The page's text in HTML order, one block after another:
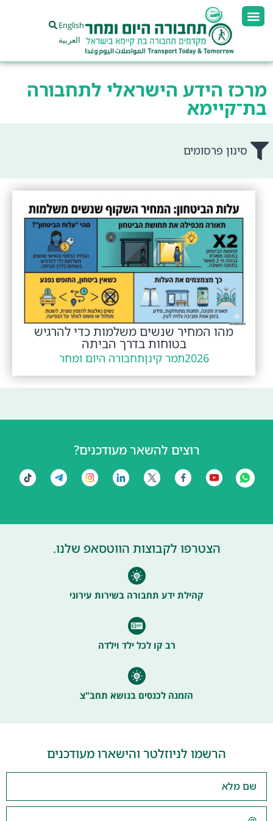
English
العربية
מרכז הידע הישראלי לתחבורה
בת־קיימא
סינון פרסומים
מהו המחיר שנשים משלמות כדי להרגיש
בטוחות בדרך הביתה
2026תמר קינןתחבורה היום ומחר
רוצים להשאר מעודכנים?
הצטרפו לקבוצות הווטסאפ שלנו.
קהילת ידע תחבורה בשירות עירוני
רב קו לכל ילד וילדה
הזמנה לכנסים בנושא תחב"צ
הרשמו לניוזלטר והישארו מעודכנים